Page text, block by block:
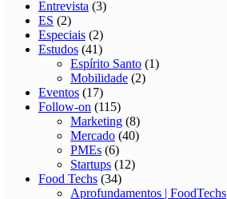
Entrevista (3)
ES (2)
Especiais (2)
Estudos (41)
Espírito Santo (1)
Mobilidade (2)
Eventos (17)
Follow-on (115)
Marketing (8)
Mercado (40)
PMEs (6)
Startups (12)
Food Techs (34)
Aprofundamentos | FoodTechs